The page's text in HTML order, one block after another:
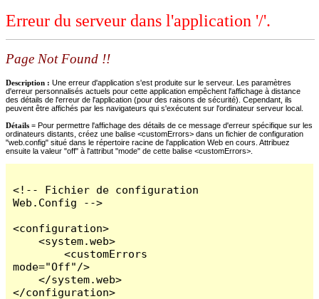
Erreur du serveur dans l'application '/'.
Page Not Found !!
Description : Une erreur d'application s'est produite sur le serveur. Les paramètres
d'erreur personnalisés actuels pour cette application empêchent l'affichage à distance
des détails de l'erreur de l'application (pour des raisons de sécurité). Cependant, ils
peuvent être affichés par les navigateurs qui s'exécutent sur l'ordinateur serveur local.
Détails = Pour permettre l'affichage des détails de ce message d'erreur spécifique sur les
ordinateurs distants, créez une balise <customErrors> dans un fichier de configuration
"web.config" situé dans le répertoire racine de l'application Web en cours. Attribuez
ensuite la valeur "off" à l'attribut "mode" de cette balise <customErrors>.
<!-- Fichier de configuration
Web.Config -->
<configuration>
    <system.web>
        <customErrors
mode="Off"/>
    </system.web>
</configuration>